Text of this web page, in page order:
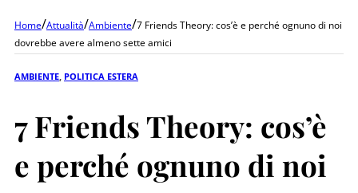
Home/Attualità/Ambiente/7 Friends Theory: cos’è e perché ognuno di noi
dovrebbe avere almeno sette amici
AMBIENTE POLITICA ESTERA
7 Friends Theory: cos’è
e perché ognuno di noi